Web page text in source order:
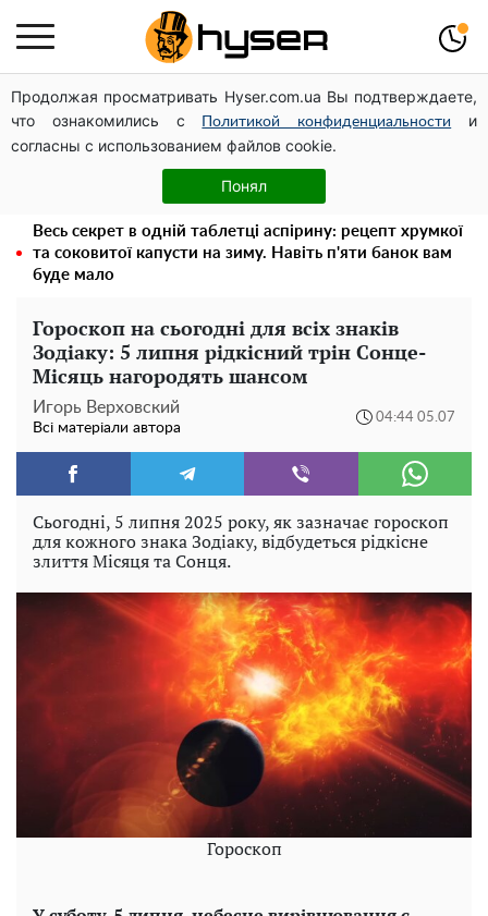
Продолжая просматривать Hyser.com.ua Вы подтверждаете,
что ознакомились с
Политикой конфиденциальности
и
согласны с использованием файлов cookie.
Понял
Павло Прудніков та його дивовижна кар'єра від актора
у російському театрі до номінанта у керівники
Федерації профспілок
Олена Тополя злив відео – це далеко не все: фронтмен
"Антитіла" Тарас Тополя став наступним
Весь секрет в одній таблетці аспірину: рецепт хрумкої
та соковитої капусти на зиму. Навіть п'яти банок вам
буде мало
Гороскоп на сьогодні для всіх знаків
Зодіаку: 5 липня рідкісний трін Сонце-
Місяць нагородять шансом
Игорь Верховский
Всі матеріали автора
04:44 05.07
Сьогодні, 5 липня 2025 року, як зазначає гороскоп
для кожного знака Зодіаку, відбудеться рідкісне
злиття Місяця та Сонця.
Гороскоп